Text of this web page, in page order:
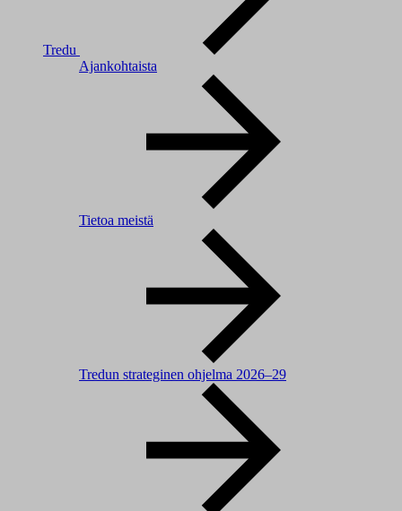
Tredu
Ajankohtaista
Tietoa meistä
Tredun strateginen ohjelma 2026–29